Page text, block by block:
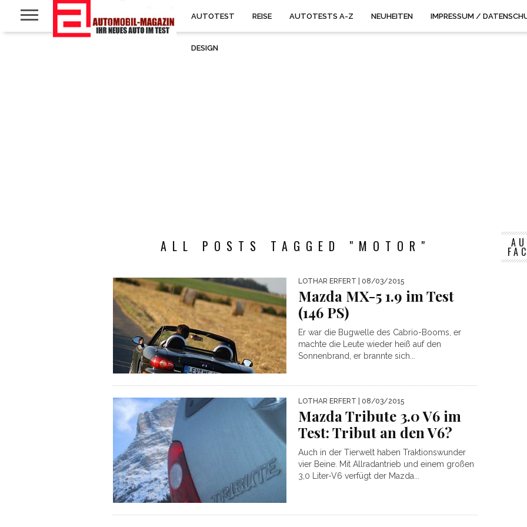
AUTOTEST REISE AUTOTESTS A-Z NEUHEITEN IMPRESSUM /
DESIGN
ALL POSTS TAGGED "MOTOR"
LOTHAR ERFERT | 08/03/2015
Mazda MX-5 1.9 im Test
(146 PS)
Er war die Bugwelle des Cabrio-Booms, er
machte die Leute wieder heiß auf den
Sonnenbrand, er brannte sich...
LOTHAR ERFERT | 08/03/2015
Mazda Tribute 3.0 V6 im
Test: Tribut an den V6?
Auch in der Tierwelt haben Traktionswunder
vier Beine. Mit Allradantrieb und einem großen
3,0 Liter-V6 verfügt der Mazda...